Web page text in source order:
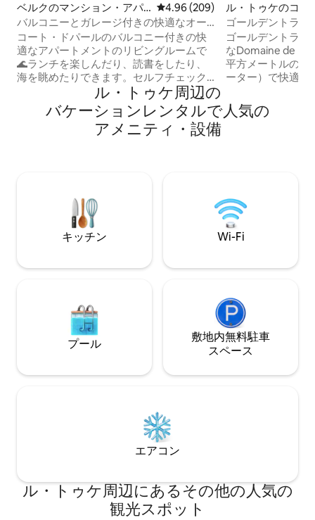
ベルクのマンション・アパ
ート
レビュー209件、5つ星中4.96つ
4.96 (209)
バルコニーとガレージ付きの快適なオー
シャンビューのアパート
コート・ドパールのバルコニー付きの快
適なアパートメントのリビングルームで
🌊ランチを楽しんだり、読書をしたり、
海を眺めたりできます。セルフチェック
大きな窓と6㎡のバルコニー 🚗専用ガレ
ージ（1台分） 📶Wi-Fi +スマートテレビ ✨
リノベーションされた54㎡のアパート。
ます（潮の満ち引きによって異なりま
ます：折り畳みベッドとハイチェアをご
用意しております
ル・トゥケのコン
ゴールデントライ
ージの温かいT2。
ゴールデントライ
なDomaine de l
平方メートルのア
ーター）で快適に
ーブン、ビトロ
庫、小型家電、フ
ー、洗濯機と乾燥
ル・トゥケ⁠周⁠辺⁠の
バ⁠ケ⁠ー⁠シ⁠ョ⁠ン⁠レ⁠ン⁠タ⁠ル⁠で人⁠気⁠の
ア⁠メ⁠ニ⁠テ⁠ィ⁠・⁠設⁠備
キッチン Wi-Fi
プール
敷地内無料駐⁠車
ス⁠ペ⁠ー⁠ス
エアコン
ル・トゥケ⁠周⁠辺⁠に⁠あ⁠るそ⁠の⁠他⁠の人⁠気⁠の
観⁠光⁠ス⁠ポ⁠ッ⁠ト